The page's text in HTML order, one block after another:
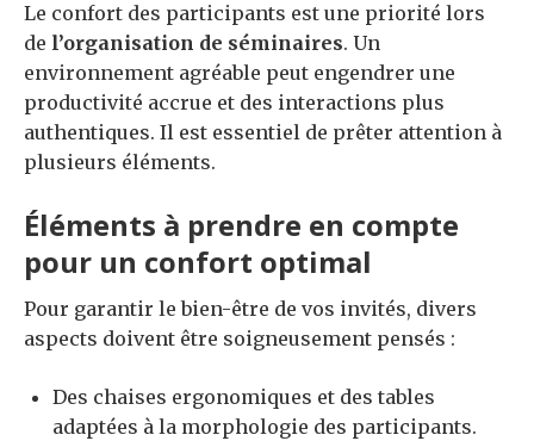
Le confort des participants est une priorité lors
de l’organisation de séminaires. Un
environnement agréable peut engendrer une
productivité accrue et des interactions plus
authentiques. Il est essentiel de prêter attention à
plusieurs éléments.
Éléments à prendre en compte
pour un confort optimal
Pour garantir le bien-être de vos invités, divers
aspects doivent être soigneusement pensés :
Des chaises ergonomiques et des tables
adaptées à la morphologie des participants.